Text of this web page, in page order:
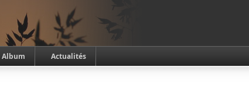
Album Actualités